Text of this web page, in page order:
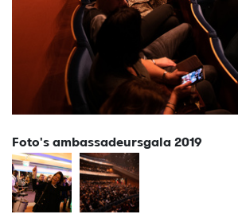
Foto's ambassadeursgala 2019